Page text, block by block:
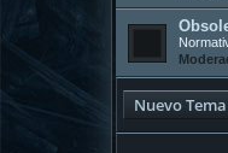
Nuevo Tema